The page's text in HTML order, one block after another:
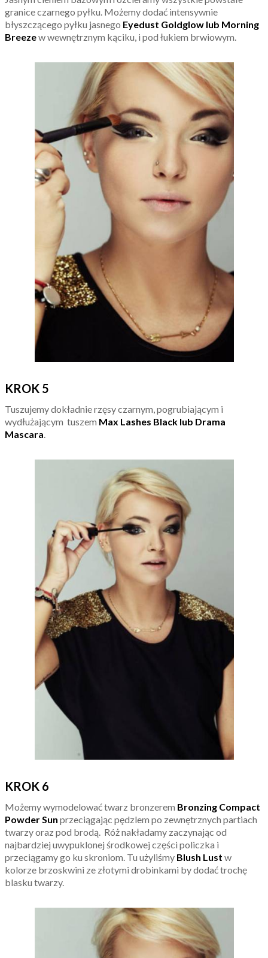
granice czarnego pyłku. Możemy dodać intensywnie
błyszczącego pyłku jasnego Eyedust Goldglow lub Morning
Breezew wewnętrznym kąciku, i pod łukiem brwiowym.
KROK 5
Tuszujemy dokładnie rzęsy czarnym, pogrubiającym i
wydłużającym tuszem Max Lashes Black lub Drama
Mascara.
KROK 6
Możemy wymodelować twarz bronzerem Bronzing Compact
Powder Sun przeciągając pędzlem po zewnętrznych partiach
twarzy oraz pod brodą. Róż nakładamy zaczynając od
najbardziej uwypuklonej środkowej części policzka i
przeciągamy go ku skroniom. Tu użyliśmy Blush Lust w
kolorze brzoskwini ze złotymi drobinkami by dodać trochę
blasku twarzy.